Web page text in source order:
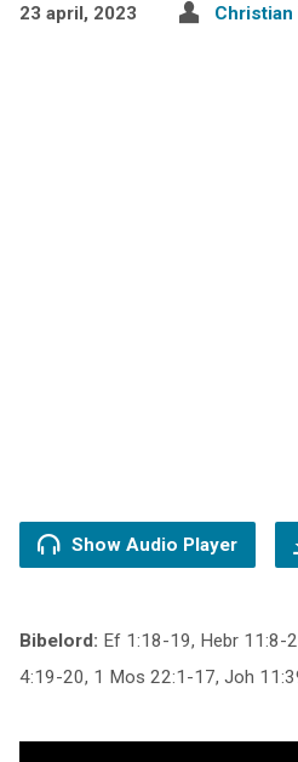
23 april, 2023 Christian
Show Audio Player
Bibelord: Ef 1:18-19, Hebr 11:8-
4:19-20, 1 Mos 22:1-17, Joh